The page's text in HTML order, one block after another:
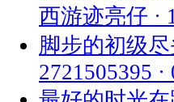
西游迹亮仔 ·
脚步的初级
2721505395 ·